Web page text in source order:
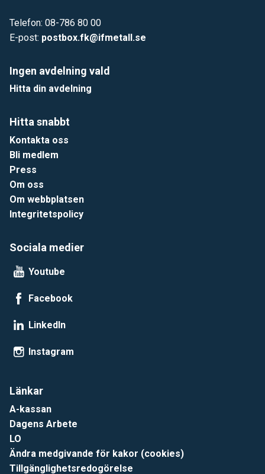
Telefon: 08-786 80 00
E-post: postbox.fk@ifmetall.se
Ingen avdelning vald
Hitta din avdelning
Hitta snabbt
Kontakta oss
Bli medlem
Press
Om oss
Om webbplatsen
Integritetspolicy
Sociala medier
Youtube
Facebook
LinkedIn
Instagram
Länkar
A-kassan
Dagens Arbete
LO
Ändra medgivande för kakor (cookies)
Tillgänglighetsredogörelse